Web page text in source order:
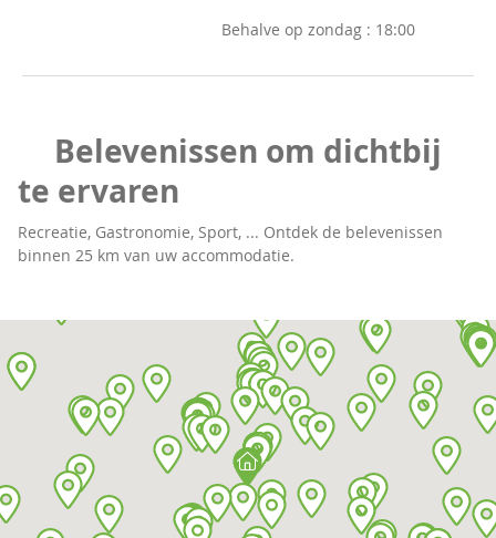
Behalve op zondag : 18:00
Belevenissen om dichtbij
te ervaren
Recreatie, Gastronomie, Sport, ... Ontdek de belevenissen
binnen 25 km van uw accommodatie.